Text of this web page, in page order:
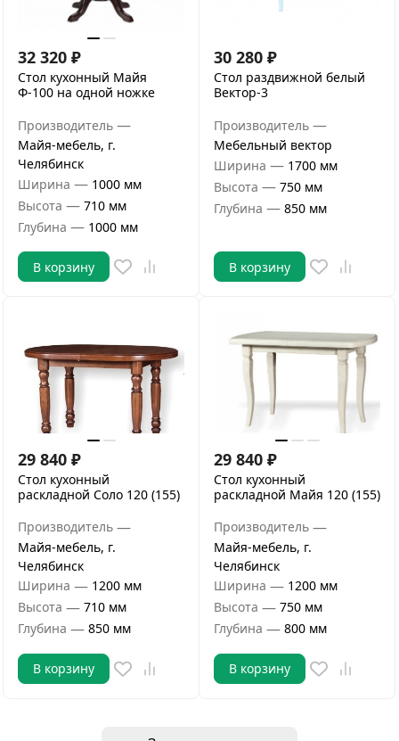
32 320 ₽
Стол кухонный Майя
Ф-100 на одной ножке
Производитель —
Майя-мебель, г.
Челябинск
Ширина — 1000 мм
Высота — 710 мм
Глубина — 1000 мм
В корзину
30 280 ₽
Стол раздвижной белый
Вектор-3
Производитель —
Мебельный вектор
Ширина — 1700 мм
Высота — 750 мм
Глубина — 850 мм
В корзину
29 840 ₽
Стол кухонный
раскладной Соло 120 (155)
Производитель —
Майя-мебель, г.
Челябинск
Ширина — 1200 мм
Высота — 710 мм
Глубина — 850 мм
В корзину
29 840 ₽
Стол кухонный
раскладной Майя 120 (155)
Производитель —
Майя-мебель, г.
Челябинск
Ширина — 1200 мм
Высота — 750 мм
Глубина — 800 мм
В корзину